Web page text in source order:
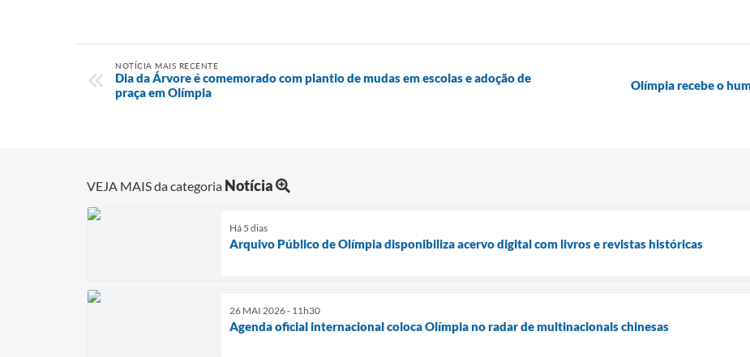
NOTÍCIA MAIS RECENTE
Dia da Árvore é comemorado com plantio de mudas em escolas e adoção de
praça em Olímpia
Olímpia recebe o
VEJA MAIS da categoria Notícia
Há 5 dias
Arquivo Público de Olímpia disponibiliza acervo digital com livros e revistas históricas
26 MAI 2026 - 11h30
Agenda oficial internacional coloca Olímpia no radar de multinacionais chinesas